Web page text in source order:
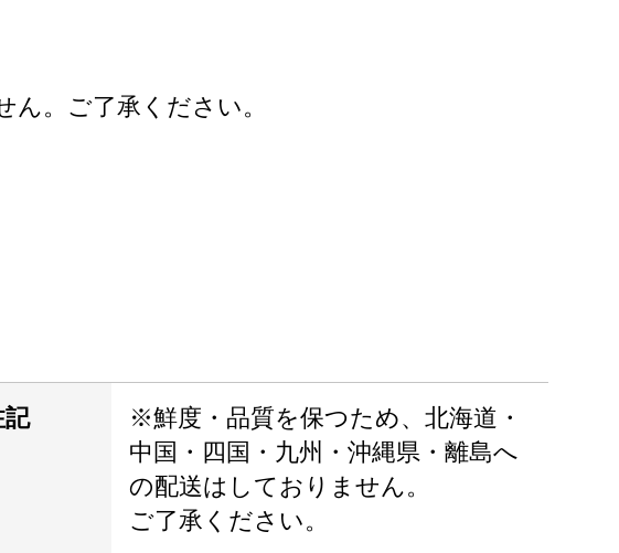
。ご了承ください。
記
※鮮度・品質を保つため、北海道・
中国・四国・九州・沖縄県・離島へ
の配送はしておりません。
ご了承ください。